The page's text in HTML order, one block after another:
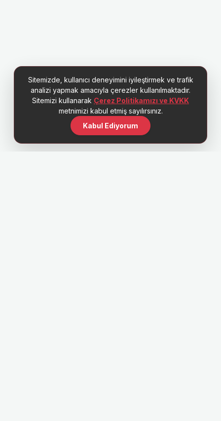
Sitemizde, kullanıcı deneyimini iyileştirmek ve trafik
analizi yapmak amacıyla çerezler kullanılmaktadır.
Sitemizi kullanarak Çerez Politikamızı ve KVKK
metnimizi kabul etmiş sayılırsınız.
Kabul Ediyorum